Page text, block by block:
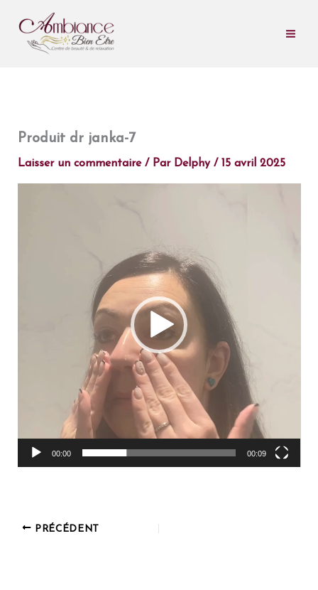
contenu
Produit dr janka-7
Laisser un commentaire / Par Delphy / 15 avril 2025
00:00 00:09
PRÉCÉDENT